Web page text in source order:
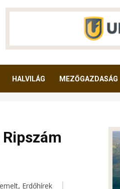
HALVILÁG MEZŐGAZDASÁG
, Erdőhírek